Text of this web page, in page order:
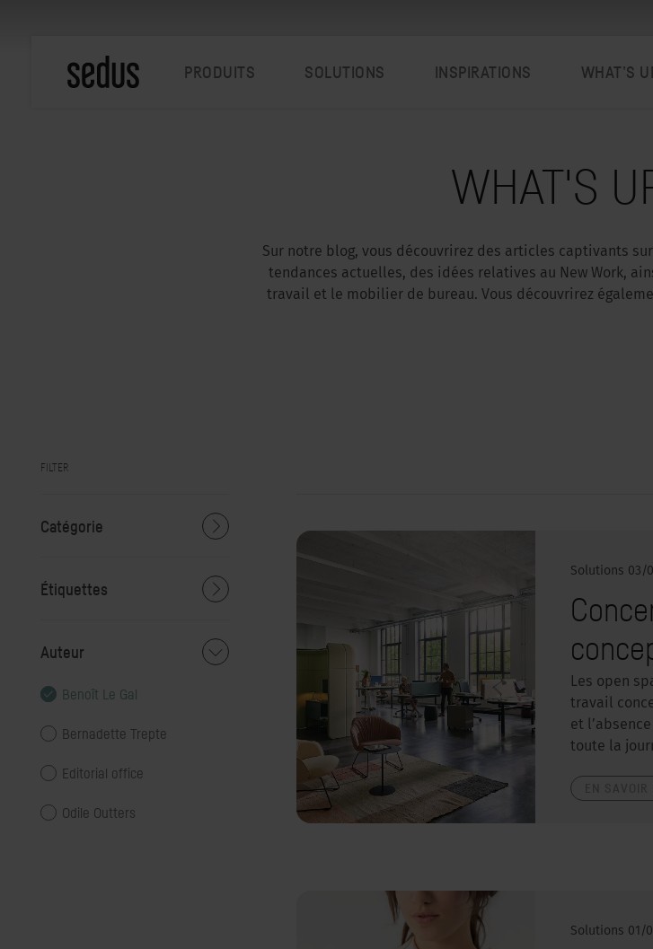
PRODUITS SOLUTIONS INSPIRATIONS WHAT’S
WHAT'S
Sur notre blog, vous découvrirez des articles captivants
tendances actuelles, des idées relatives au New Work,
travail et le mobilier de bureau. Vous découvrirez
FILTER
Catégorie
Étiquettes
Auteur
Benoît Le Gal
Bernadette Trepte
Editorial office
Odile Outters
Solutions 03/
Les open
travail
et
toute la
Solutions 01/